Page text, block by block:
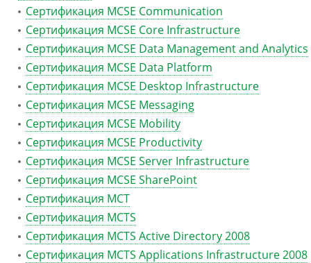
Сертификация MCSE Communication
Сертификация MCSE Core Infrastructure
Сертификация MCSE Data Management and Analytics
Сертификация MCSE Data Platform
Сертификация MCSE Desktop Infrastructure
Сертификация MCSE Messaging
Сертификация MCSE Mobility
Сертификация MCSE Productivity
Сертификация MCSE Server Infrastructure
Сертификация MCSE SharePoint
Сертификация MCT
Сертификация MCTS
Сертификация MCTS Active Directory 2008
Сертификация MCTS Applications Infrastructure 2008